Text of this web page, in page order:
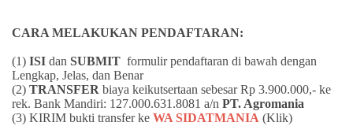
CARA MELAKUKAN PENDAFTARAN:
(1) ISI dan SUBMIT formulir pendaftaran di bawah dengan
Lengkap, Jelas, dan Benar
(2) TRANSFER biaya keikutsertaan sebesar Rp 3.900.000,- ke
rek. Bank Mandiri: 127.000.631.8081 a/n PT. Agromania
(3) KIRIM bukti transfer ke WA SIDATMANIA (Klik)